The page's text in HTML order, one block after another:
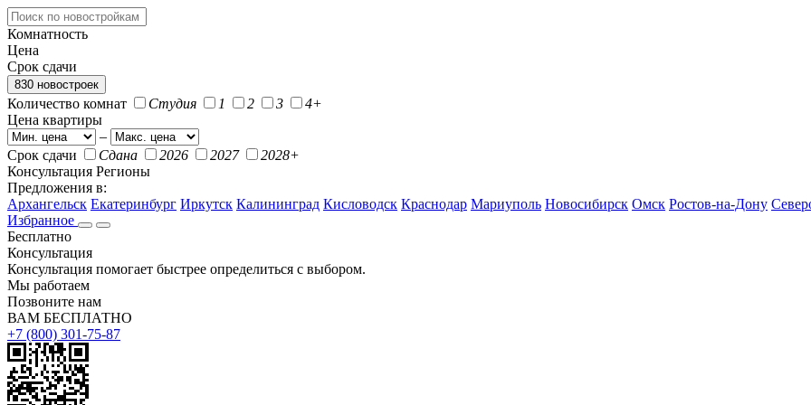
Комнатность
Цена
Срок сдачи
830 новостроек
Количество комнат Студия 1 2 3
4+
Цена квартиры
–
Срок сдачи
Сдана 2026 2027
2028+
Консультация Регионы
Предложения в:
Архангельск Екатеринбург Иркутск Калининград Кисловодск Краснодар Мариуполь Новосибирск Омск Ростов-на-Дону
Избранное
Бесплатно
Консультация
Консультация помогает быстрее определиться с выбором.
Мы работаем
Позвоните нам
ВАМ БЕСПЛАТНО
+7 (800) 301-75-87